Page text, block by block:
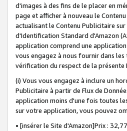
d'images à des fins de le placer en
page et afficher à nouveau le
actualisant le Contenu Publicitaire
d'Identification Standard d'Amazon
application comprend une
vous engagez à nous fournir dans
vérification du respect de la présente
(i) Vous vous engagez à inclure un
Publicitaire à partir de Flux de
application moins d'une fois toutes
sur votre application, vous pouvez
• [insérer le Site d'Amazon]Prix :